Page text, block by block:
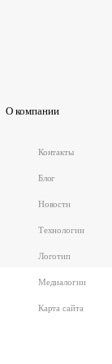
О компании
Контакты
Блог
Новости
Технологии
Логотип
Медиалогии
Карта сайта